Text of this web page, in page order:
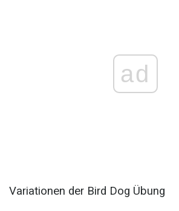
ad
Variationen der Bird Dog Übung